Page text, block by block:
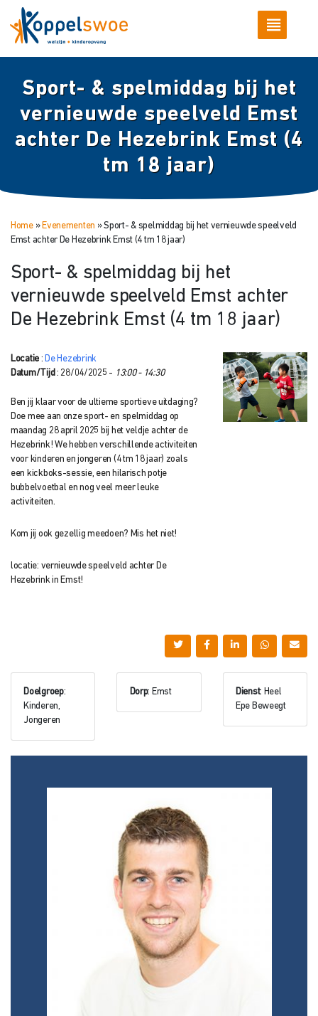
Sport- & spelmiddag bij het
vernieuwde speelveld Emst
achter De Hezebrink Emst (4
tm 18 jaar)
Home» Evenementen »Sport- & spelmiddag bij het vernieuwde speelveld
Emst achter De Hezebrink Emst (4 tm 18 jaar)
Sport- & spelmiddag bij het
vernieuwde speelveld Emst achter
De Hezebrink Emst (4 tm 18 jaar)
Locatie : De Hezebrink
Datum/Tijd : 28/04/2025 - 13:00 - 14:30
Ben jij klaar voor de ultieme sportieve uitdaging?
Doe mee aan onze sport- en spelmiddag op
maandag 28 april 2025 bij het veldje achter de
Hezebrink! We hebben verschillende activiteiten
voor kinderen en jongeren (4 tm 18 jaar) zoals
een kickboks-sessie, een hilarisch potje
bubbelvoetbal en nog veel meer leuke
activiteiten.
Kom jij ook gezellig meedoen? Mis het niet!
locatie: vernieuwde speelveld achter De
Hezebrink in Emst!
Doelgroep:
Kinderen,
Jongeren
Dorp: Emst Dienst: Heel
Epe Beweegt